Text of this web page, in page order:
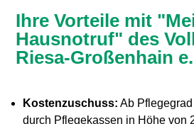
Ihre Vorteile mit
Hausnotruf" des
Riesa-Großenhain
Kostenzuschuss: Ab
durch Pflegekassen in Höhe von